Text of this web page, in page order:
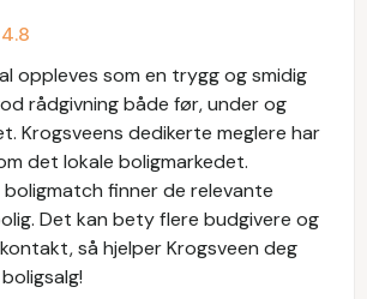
4.8
oppleves som en trygg og smidig
rådgivning både før, under og
Krogsveens dedikerte meglere har
det lokale boligmarkedet.
boligmatch finner de relevante
Det kan bety flere budgivere og
så hjelper Krogsveen deg